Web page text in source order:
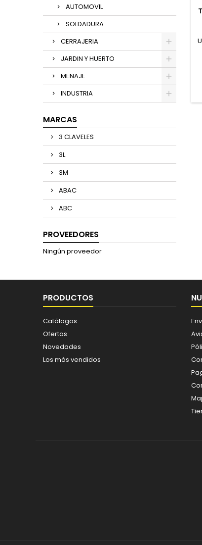
AUTOMOVIL
SOLDADURA
CERRAJERIA
JARDIN Y HUERTO
MENAJE
INDUSTRIA
MARCAS
3 CLAVELES
3L
3M
ABAC
ABC
PROVEEDORES
Ningún proveedor
PRODUCTOS
Catálogos
Ofertas
Novedades
Los más vendidos